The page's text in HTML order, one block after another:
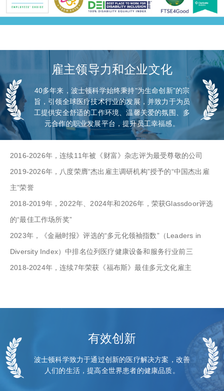
雇主领导力和企业文化
40多年来，波士顿科学始终秉持"为生命创新”的宗
旨，引领全球医疗技术行业的发展，并致力于为员
工提供安全舒适的工作环境、温馨关爱的氛围、多
元合作的职业发展平台，提升员工幸福感。
2016-2026年，连续11年被《财富》杂志评为最受尊敬的公司
2019-2026年，八度荣膺“杰出雇主调研机构”授予的“中国杰出雇
主”荣誉
2018-2019年，2022年、2024年和2026年，荣获Glassdoor评选
的“最佳工作场所奖”
2023年，《金融时报》评选的“多元化领袖指数”（Leaders in
Diversity Index）中排名位列医疗健康设备和服务行业前三
2018-2024年，连续7年荣获《福布斯》最佳多元文化雇主
有效创新
波士顿科学致力于通过创新的医疗解决方案，改善
人们的生活，提高全世界患者的健康品质。